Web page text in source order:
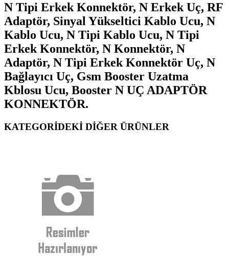
N Tipi Erkek Konnektör, N Erkek Uç, RF
Adaptör, Sinyal Yükseltici Kablo Ucu, N
Kablo Ucu, N Tipi Kablo Ucu, N Tipi
Erkek Konnektör, N Konnektör, N
Adaptör, N Tipi Erkek Konnektör Uç, N
Bağlayıcı Uç, Gsm Booster Uzatma
Kblosu Ucu, Booster N UÇ ADAPTÖR
KONNEKTÖR.
KATEGORİDEKİ DİĞER ÜRÜNLER